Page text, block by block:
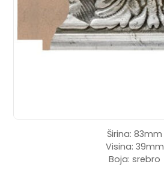
Širina: 83mm
Visina: 39mm
Boja: srebro